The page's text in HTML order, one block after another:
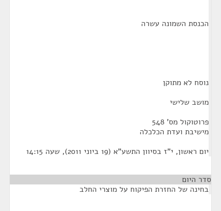
הכנסת השמונה עשרה
נוסח לא מתוקן
מושב שלישי
פרוטוקול מס' 548
מישיבת ועדת הכלכלה
יום ראשון, י"ז בסיוון התשע"א (19 ביוני 2011), שעה 14:15
סדר היום
בחינה של החזרת הפיקוח על מוצרי החלב